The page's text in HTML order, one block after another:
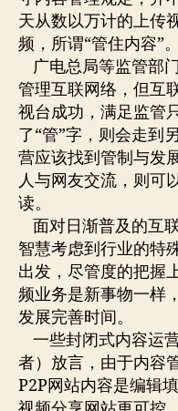
天从数以万计的上传
频，所谓“管住内容”。
广电总局等监管部
管理互联网络，但互
视台成功，满足监管
了“管”字，则会走到
营应该找到管制与发
人与网友交流，则可
读。
面对日渐普及的互
智慧考虑到行业的特
出发，尽管度的把握
频业务是新事物一样
发展完善时间。
一些封闭式内容运
者）放言，由于内容
P2P网站内容是编辑